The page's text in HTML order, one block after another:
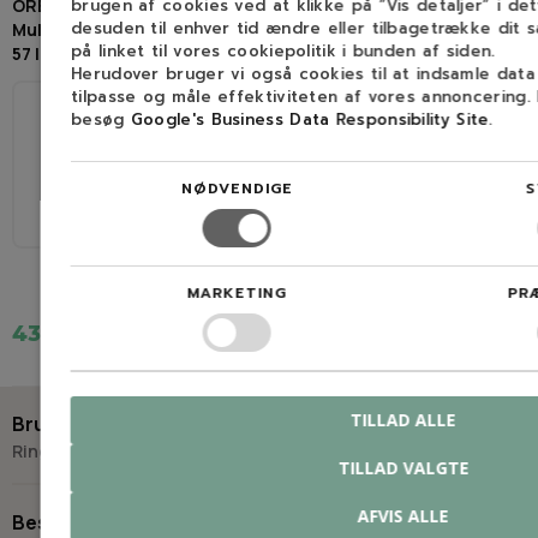
OREGON 16" 91VXL
Multicutkæde (3/8H / 1,3mm /
57 led)
1,3 mm (0,050″)
437,19 kr.
16"(40cm) / 3/8H / 1,3mm / 56
dl OREGON Sværd- og
kædesæt til bla. Echo,
Husqvarna og Jonsered
40 cm 56
Brug for hjælp?
Ring eller skriv til Savdoktoren
Besøg os
brugen af cookies ved at klikke på ”Vis detaljer” i
desuden til enhver tid ændre eller tilbagetrække dit
på linket til vores cookiepolitik i bunden af siden.
Herudover bruger vi også cookies til at indsamle
tilpasse og måle effektiviteten af vores annoncering.
besøg Google's Business Data Responsibility Site.
NØDVENDIGE
MARKETING
TILLAD VALGTE
TILLAD ALLE
AFVIS ALLE